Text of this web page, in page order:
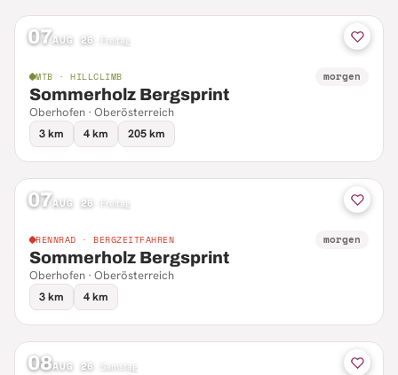
07AUG 26 Freitag
MTB · HILLCLIMB morgen
Sommerholz Bergsprint
Oberhofen · Oberösterreich
3 km
4 km 205 km
07AUG 26 Freitag
RENNRAD · BERGZEITFAHREN morgen
Sommerholz Bergsprint
Oberhofen · Oberösterreich
3 km
4 km
08AUG 26 Samstag